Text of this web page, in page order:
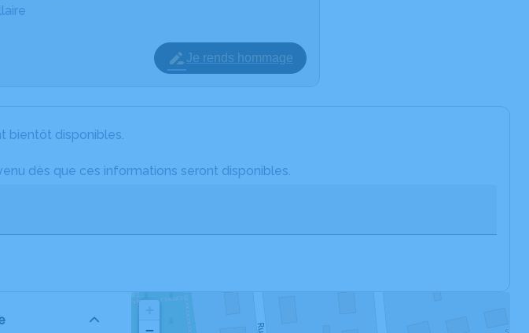
Je rends hommage
bientôt disponibles.
dès que ces informations seront disponibles.